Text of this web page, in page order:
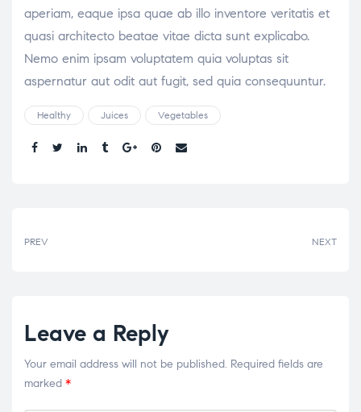
aperiam, eaque ipsa quae ab illo inventore veritatis et
quasi architecto beatae vitae dicta sunt explicabo.
Nemo enim ipsam voluptatem quia voluptas sit
aspernatur aut odit aut fugit, sed quia consequuntur.
Healthy Juices Vegetables
PREV NEXT
Leave a Reply
Your email address will not be published. Required fields are
marked *